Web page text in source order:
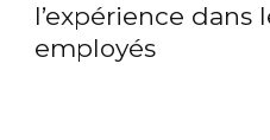
l’expérience dans
employés